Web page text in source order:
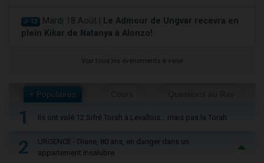
J-12 Mardi 18 Août |
Le Admour de Ungvar recevra en
plein Kikar de Natanya à Alonzo!
Voir tous les événements à venir
+ Populaires
1 Ils ont volé 12 Sifré Torah à Levallois… mais pas la Torah
2
URGENCE - Diane, 80 ans, en danger dans un
appartement insalubre